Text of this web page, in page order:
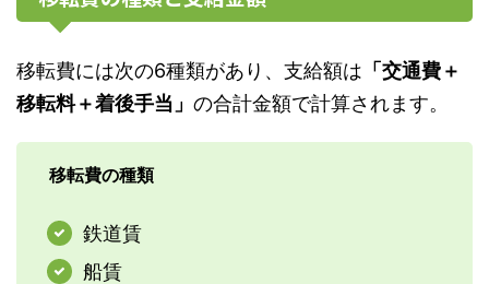
移転費には次の6種類があり、支給額は 「交通費＋
移転料＋着後手当」 の合計金額で計算されます。
移転費の種類
鉄道賃
船賃